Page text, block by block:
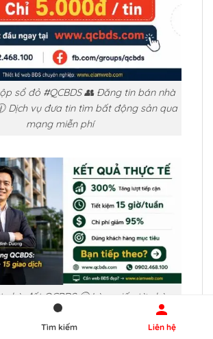
sổ đỏ #QCBDS 👥 Đăng tin bán nhà
Dịch vụ đưa tin tìm bất động sản qua
mạng miễn phí
nhà đất QCBDS 🤔 Làm giấy tờ nhà
chỉ đăng bài mua bds trực tuyến giá
tốt
Tìm kiếm Liên hệ